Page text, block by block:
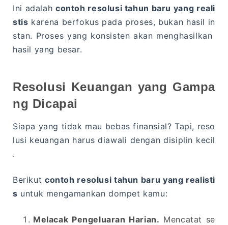
Ini adalah contoh resolusi tahun baru yang reali
stis karena berfokus pada proses, bukan hasil in
stan. Proses yang konsisten akan menghasilkan
hasil yang besar.
Resolusi Keuangan yang Gampa
ng Dicapai
Siapa yang tidak mau bebas finansial? Tapi, reso
lusi keuangan harus diawali dengan disiplin kecil
.
Berikut contoh resolusi tahun baru yang realisti
s untuk mengamankan dompet kamu:
Melacak Pengeluaran Harian. Mencatat se